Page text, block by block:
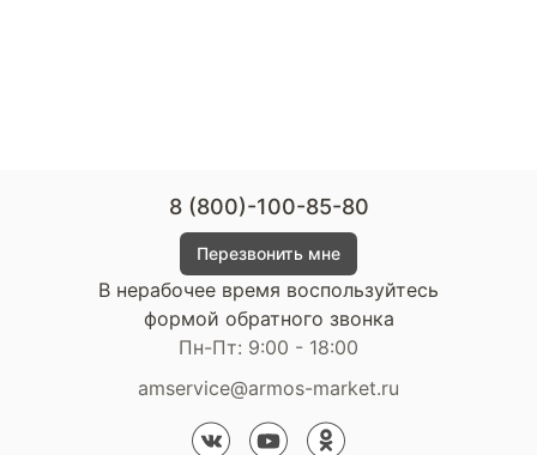
8 (800)-100-85-80
Перезвонить мне
В нерабочее время воспользуйтесь
формой обратного звонка
Пн-Пт: 9:00 - 18:00
amservice@armos-market.ru